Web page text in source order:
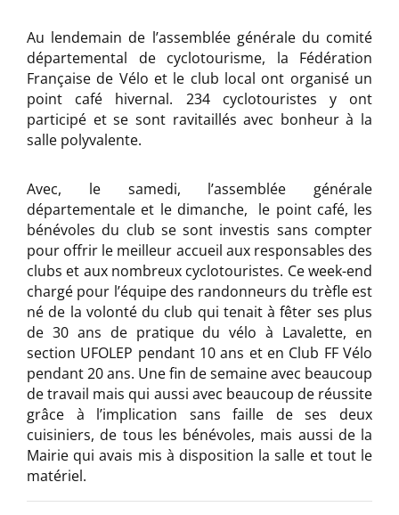
Au lendemain de l’assemblée générale du comité
départemental de cyclotourisme, la Fédération
Française de Vélo et le club local ont organisé un
point café hivernal. 234 cyclotouristes y ont
participé et se sont ravitaillés avec bonheur à la
salle polyvalente.
Avec, le samedi, l’assemblée générale
départementale et le dimanche, le point café, les
bénévoles du club se sont investis sans compter
pour offrir le meilleur accueil aux responsables des
clubs et aux nombreux cyclotouristes. Ce week-end
chargé pour l’équipe des randonneurs du trèfle est
né de la volonté du club qui tenait à fêter ses plus
de 30 ans de pratique du vélo à Lavalette, en
section UFOLEP pendant 10 ans et en Club FF Vélo
pendant 20 ans. Une fin de semaine avec beaucoup
de travail mais qui aussi avec beaucoup de réussite
grâce à l’implication sans faille de ses deux
cuisiniers, de tous les bénévoles, mais aussi de la
Mairie qui avais mis à disposition la salle et tout le
matériel.